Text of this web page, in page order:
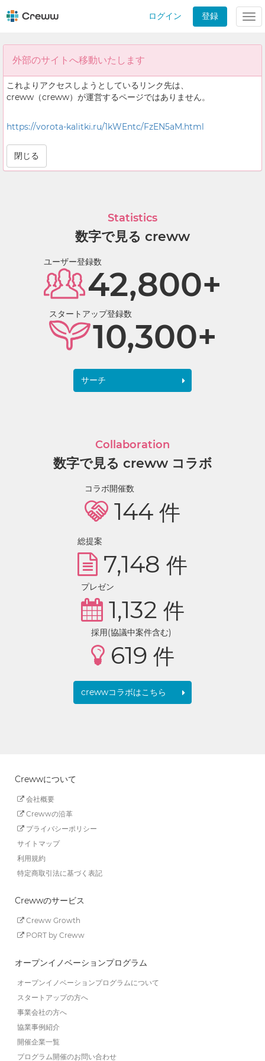
ログイン 登録
外部のサイトへ移動いたします
これよりアクセスしようとしているリンク先は、
creww（creww）が運営するページではありません。
https://vorota-kalitki.ru/1kWEntc/FzEN5aM.html
閉じる
Statistics
数字で見る creww
ユーザー登録数
42,800+
スタートアップ登録数
10,300+
サーチ
Collaboration
数字で見る creww コラボ
コラボ開催数
144 件
総提案
7,148 件
プレゼン
1,132 件
採用(協議中案件含む)
619 件
crewwコラボはこちら
Crewwについて
会社概要
Crewwの沿革
プライバシーポリシー
サイトマップ
利用規約
特定商取引法に基づく表記
Crewwのサービス
Creww Growth
PORT by Creww
オープンイノベーションプログラム
オープンイノベーションプログラムについて
スタートアップの方へ
事業会社の方へ
協業事例紹介
開催企業一覧
プログラム開催のお問い合わせ